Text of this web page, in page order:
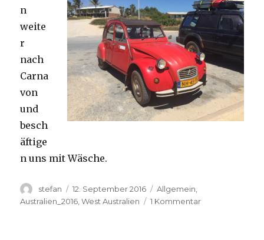
n
weite
r
nach
Carna
von
und
besch
äftige
n uns mit Wäsche.
Autor
stefan
Veröffentlicht
am
12. September 2016 Kategorien
Allgemein
Australien_2016 ,West Australien 1 Kommentarzu